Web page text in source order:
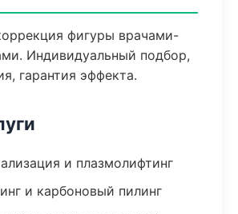
фигуры врачами-
Индивидуальный подбор,
гарантия эффекта.
и плазмолифтинг
и карбоновый пилинг